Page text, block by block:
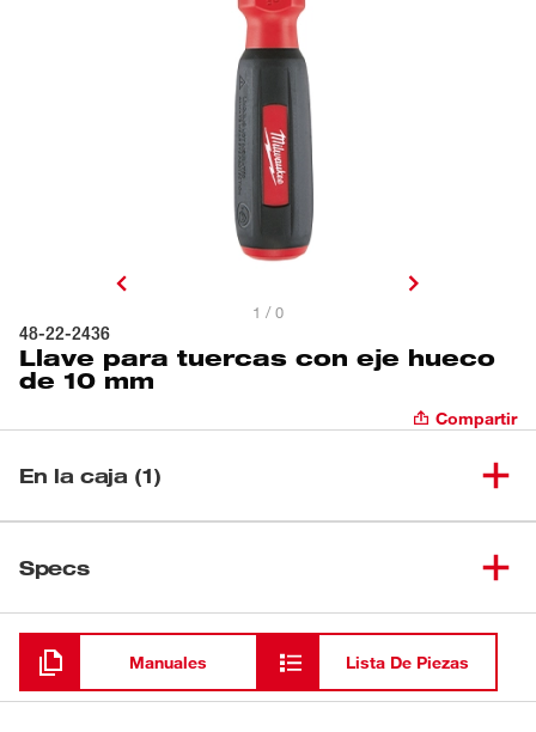
1 / 0
48-22-2436
Llave para tuercas con eje hueco
de 10 mm
Compartir
En la caja (1)
Specs
Cargando
Manuales Lista De Piezas